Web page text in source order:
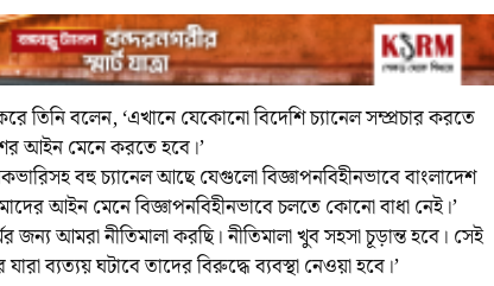
তিনি বলেন, ‘এখানে যেকোনো বিদেশি চ্যানেল সম্প্রচার করতে
আইন মেনে করতে হবে।’
বহু চ্যানেল আছে যেগুলো বিজ্ঞাপনবিহীনভাবে বাংলাদেশ
আইন মেনে বিজ্ঞাপনবিহীনভাবে চলতে কোনো বাধা নেই।’
জন্য আমরা নীতিমালা করছি। নীতিমালা খুব সহসা চূড়ান্ত হবে। সেই
ব্যত্যয় ঘটাবে তাদের বিরুদ্ধে ব্যবস্থা নেওয়া হবে।’